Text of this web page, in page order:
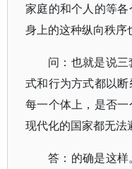
家庭的和个人的等
身上的这种纵向秩序
问：也就是说
式和行为方式都以
每一个体上，是否
现代化的国家都无法
答：的确是这